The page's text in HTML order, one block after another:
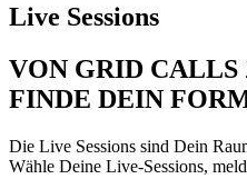
Live Sessions
VON GRID CALLS
FINDE DEIN
Die Live Sessions sind Dein
Wähle Deine Live-Sessions,